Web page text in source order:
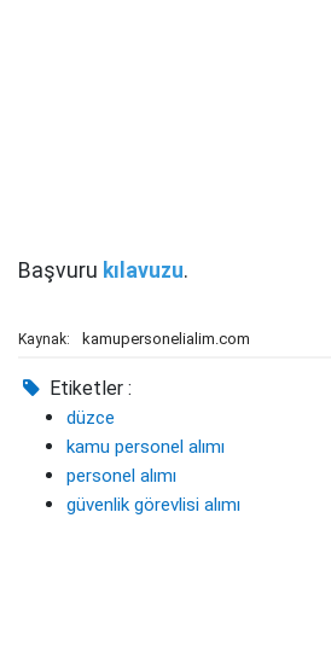
Başvuru kılavuzu.
Kaynak: kamupersonelialim.com
Etiketler :
düzce
kamu personel alımı
personel alımı
güvenlik görevlisi alımı